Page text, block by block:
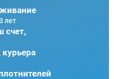
лет
счет,